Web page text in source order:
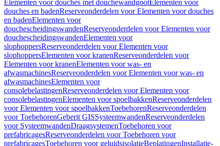
Elementen voor douches met douchewandgootElementen voor
douches en badenReserveonderdelen voor Elementen voor douches
en badenElementen voor
douchescheidingswandenReserveonderdelen voor Elementen voor
douchescheidingswandenElementen voor
slophoppersReserveonderdelen voor Elementen voor
slophoppersElementen voor kranenReserveonderdelen voor
Elementen voor kranenElementen voor was- en
afwasmachinesReserveonderdelen voor Elementen voor was- en
afwasmachinesElementen voor
consolebelastingenReserveonderdelen voor Elementen voor
consolebelastingenElementen voor spoelbakkenReserveonderdelen
voor Elementen voor spoelbakkenToebehorenReserveonderdelen
voor ToebehorenGeberit GISSysteemwandenReserveonderdelen
voor SysteemwandenDraagsystemenToebehoren voor
prefabricagesReserveonderdelen voor Toebehoren voor
prefabricagesToebehoren voor geluidsisolatieBeplatingenInstallatie-